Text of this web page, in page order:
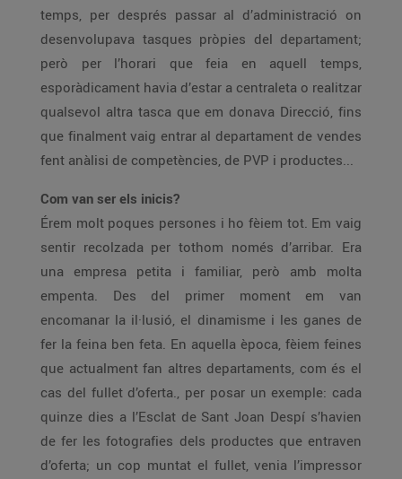
temps, per després passar al d’administració on
desenvolupava tasques pròpies del departament;
però per l’horari que feia en aquell temps,
esporàdicament havia d’estar a centraleta o realitzar
qualsevol altra tasca que em donava Direcció, fins
que finalment vaig entrar al departament de vendes
fent anàlisi de competències, de PVP i productes...
Com van ser els inicis?
Érem molt poques persones i ho fèiem tot. Em vaig
sentir recolzada per tothom només d’arribar. Era
una empresa petita i familiar, però amb molta
empenta. Des del primer moment em van
encomanar la il·lusió, el dinamisme i les ganes de
fer la feina ben feta. En aquella època, fèiem feines
que actualment fan altres departaments, com és el
cas del fullet d’oferta., per posar un exemple: cada
quinze dies a l’Esclat de Sant Joan Despí s’havien
de fer les fotografies dels productes que entraven
d’oferta; un cop muntat el fullet, venia l’impressor